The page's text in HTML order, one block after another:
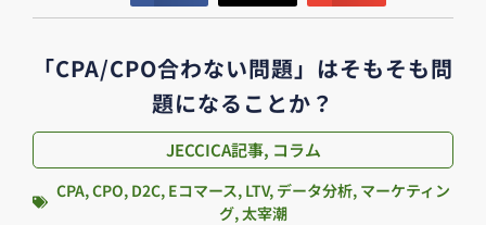
「CPA/CPO合わない問題」はそもそも問
題になることか？
JECCICA記事, コラム
CPA,CPO, D2C, Eコマース, LTV, データ分析, マーケティン
グ,太宰潮